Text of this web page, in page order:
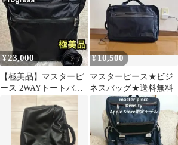
¥23,000
【極美品】マスターピ
ース 2WAYトートバッ
グ Progress 02396
¥10,500
マスターピース★ビジ
ネスバッグ★送料無料